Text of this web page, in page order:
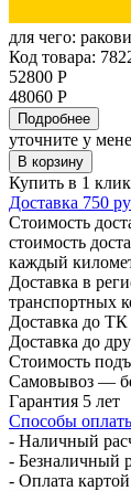
для чего:
Код товара:
52800 Р
48060 Р
Подробнее
уточните у
В корзину
Купить в 1 клик
Доставка 750
Стоимость
стоимость
каждый
Доставка в
транспортных
Доставка до
Доставка до
Стоимость
Самовывоз —
Гарантия 5 лет
Способы
- Наличный
- Безналичный
- Оплата